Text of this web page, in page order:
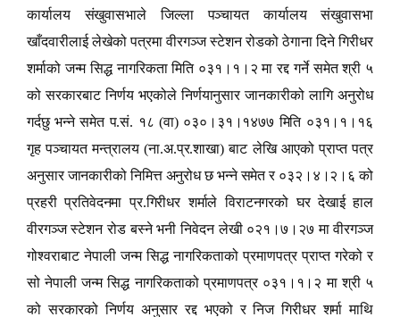
कार्यालय संखुवासभाले जिल्ला पञ्चायत कार्यालय संखुवासभा
खाँदवारीलाई लेखेको पत्रमा वीरगञ्ज स्टेशन रोडको ठेगाना दिने गिरीधर
शर्माको जन्म सिद्ध नागरिकता मिति ०३१।१।२ मा रद्द गर्ने समेत श्री ५
को सरकारबाट निर्णय भएकोले निर्णयानुसार जानकारीको लागि अनुरोध
गर्दछु भन्ने समेत प.सं. १८ (वा) ०३०।३१।१४७७ मिति ०३१।१।१६
गृह पञ्चायत मन्त्रालय (ना.अ.प्र.शाखा) बाट लेखि आएको प्राप्त पत्र
अनुसार जानकारीको निमित्त अनुरोध छ भन्ने समेत र ०३२।४।२।६ को
प्रहरी प्रतिवेदनमा प्र.गिरीधर शर्माले विराटनगरको घर देखाई हाल
वीरगञ्ज स्टेशन रोड बस्ने भनी निवेदन लेखी ०२१।७।२७ मा वीरगञ्ज
गोश्वराबाट नेपाली जन्म सिद्ध नागरिकताको प्रमाणपत्र प्राप्त गरेको र
सो नेपाली जन्म सिद्ध नागरिकताको प्रमाणपत्र ०३१।१।२ मा श्री ५
को सरकारको निर्णय अनुसार रद्द भएको र निज गिरीधर शर्मा माथि